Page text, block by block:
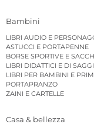
Bambini
LIBRI AUDIO E
ASTUCCI E PORTAPENNE
BORSE SPORTIVE E
LIBRI DIDATTICI E DI
LIBRI PER BAMBINI E
PORTAPRANZO
ZAINI E CARTELLE
Casa & bellezza